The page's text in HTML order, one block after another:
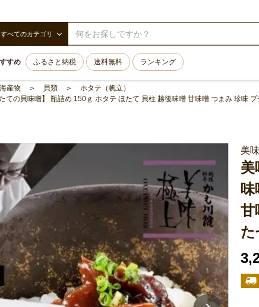
すべてのカテゴリ
すめ ふるさと納税 送料無料 ランキング
産物 貝類
ホタテ（帆立）
ての貝味噌】 瓶詰め 150ｇ ホタテ ほたて 貝柱 越後味噌 甘味噌 つまみ 珍味
美
美
甘
た